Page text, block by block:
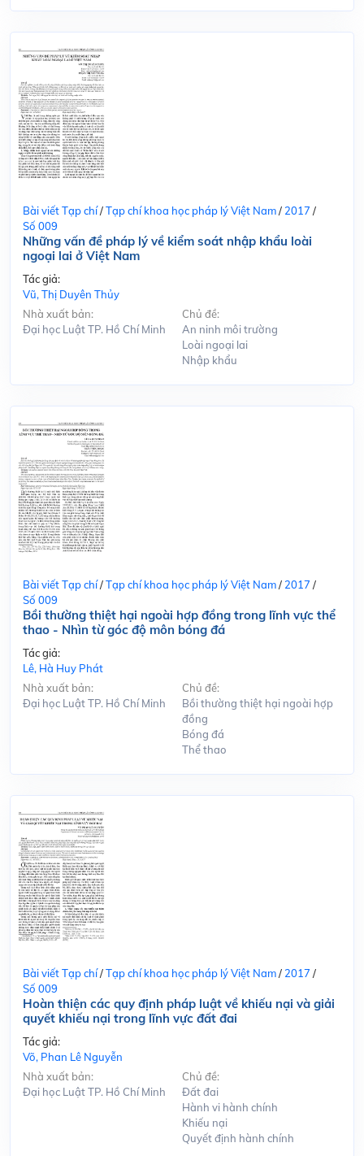
Bài viết Tạp chí/Tạp chí khoa học pháp lý Việt Nam/ 2017 /
Số 009
Những vấn đề pháp lý về kiểm soát nhập khẩu loài
ngoại lai ở Việt Nam
Tác giả:
Vũ, Thị Duyên Thủy
Nhà xuất bản:
Đại học Luật TP. Hồ Chí Minh
Chủ đề:
An ninh môi trường
Loài ngoại lai
Nhập khẩu
Bài viết Tạp chí/Tạp chí khoa học pháp lý Việt Nam/ 2017 /
Số 009
Bồi thường thiệt hại ngoài hợp đồng trong lĩnh vực thể
thao - Nhìn từ góc độ môn bóng đá
Tác giả:
Lê, Hà Huy Phát
Nhà xuất bản:
Đại học Luật TP. Hồ Chí Minh
Chủ đề:
Bồi thường thiệt hại ngoài hợp
đồng
Bóng đá
Thể thao
Bài viết Tạp chí/Tạp chí khoa học pháp lý Việt Nam/ 2017 /
Số 009
Hoàn thiện các quy định pháp luật về khiếu nại và giải
quyết khiếu nại trong lĩnh vực đất đai
Tác giả:
Võ, Phan Lê Nguyễn
Nhà xuất bản:
Đại học Luật TP. Hồ Chí Minh
Chủ đề:
Đất đai
Hành vi hành chính
Khiếu nại
Quyết định hành chính